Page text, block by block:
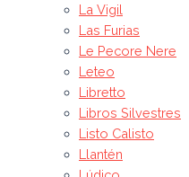
La Vigil
Las Furias
Le Pecore Nere
Leteo
Libretto
Libros Silvestres
Listo Calisto
Llantén